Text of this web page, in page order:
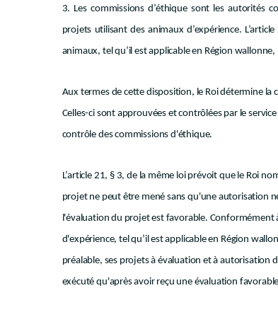
3. Les commissions d’éthique sont les autorités
projets utilisant des animaux d’expérience.
animaux, tel qu’il est applicable en Région
Aux termes de cette disposition, le Roi détermine
Celles-ci sont approuvées et contrôlées par le
contrôle des commissions d'éthique.
L’article 21, § 3, de la même loi prévoit que le Roi
projet ne peut être mené sans qu'une autorisation
l'évaluation du projet est favorable. Conformément
d'expérience, tel qu’il est applicable en Région
préalable, ses projets à évaluation et à autorisation
exécuté qu'après avoir reçu une évaluation